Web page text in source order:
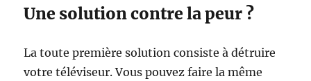
Une solution contre la peur ?
La toute première solution consiste à détruire
votre téléviseur. Vous pouvez faire la même